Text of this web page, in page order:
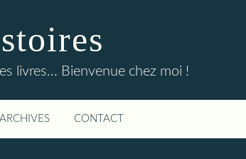
livres... Bienvenue chez moi !
ARCHIVES CONTACT